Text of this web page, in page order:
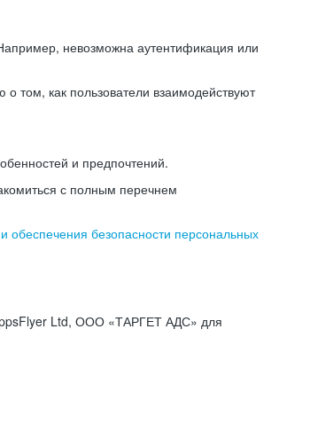
невозможна аутентификация или
том, как пользователи взаимодействуют
и предпочтений.
с полным перечнем
обеспечения безопасности персональных
Ltd, ООО «ТАРГЕТ АДС» для